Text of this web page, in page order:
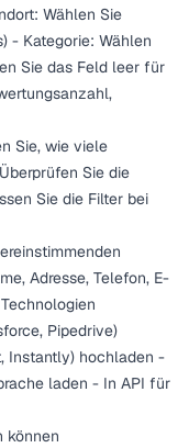
Wählen Sie
- Kategorie: Wählen
Sie das Feld leer für
Sie, wie viele
Sie die
Sie die Filter bei
Adresse, Telefon, E-
Pipedrive)
Instantly) hochladen -
laden - In API für
können